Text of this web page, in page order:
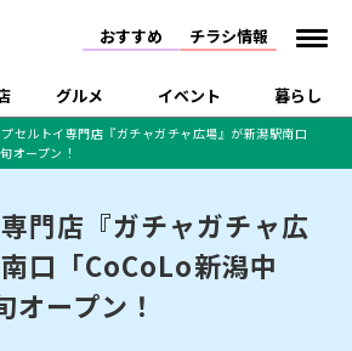
おすすめ チラシ情報
グルメ イベント 暮らし
下越
閉店
休業 開店まとめ
現地レポート
祭り・伝統行事
住宅メーカー・工務
店
県産
インタビュー
事
コンビ
ル・
ドラッグストア・ホーム
センター
プセルトイ専門店『ガチャガチャ広場』が新潟駅南口
オープン！
門店『ガチャガチャ広
口「CoCoLo新潟中
ープン！